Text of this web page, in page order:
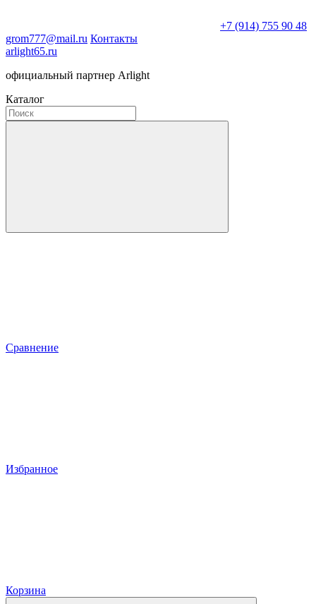
+7 (914) 755 90 48
grom777@mail.ru Контакты
arlight65.ru
официальный партнер Arlight
Каталог
Сравнение
Избранное
Корзина